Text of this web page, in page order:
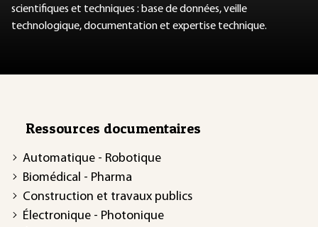
scientifiques et techniques : base de données, veille
technologique, documentation et expertise technique.
Ressources documentaires
Automatique - Robotique
Biomédical - Pharma
Construction et travaux publics
Électronique - Photonique